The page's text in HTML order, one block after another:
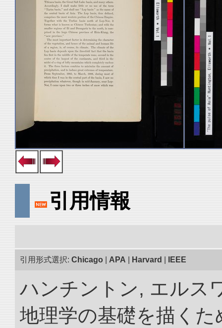
引用情報
引用形式選択: Chicago APA Harvard IEEE
ハンチントン, エルス
地理学の基礎を描くた